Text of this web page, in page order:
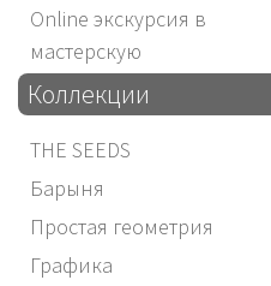
Online экскурсия в
мастерскую
Коллекции
THE SEEDS
Барыня
Простая геометрия
Графика